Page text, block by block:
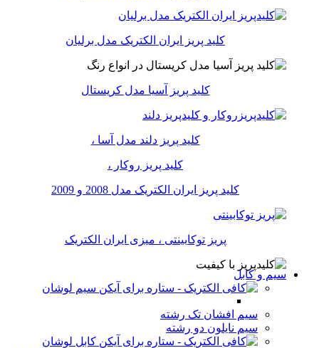
کلید پریز ایران الکتریک مدل برلیان
کلید پریز آسیا مدل کریستال
کلید پریز دلند مدل آسا ،
کلید پریز روکار ،
کلید پریز ایران الکتریک مدل 2008 و 2009
پریز توکابینتی ، میزی ایران الکتریک
سیم و کابل
سیم لوشان
سیم افشان تک رشته
سیم نایلون دو رشته
کابل لوشان